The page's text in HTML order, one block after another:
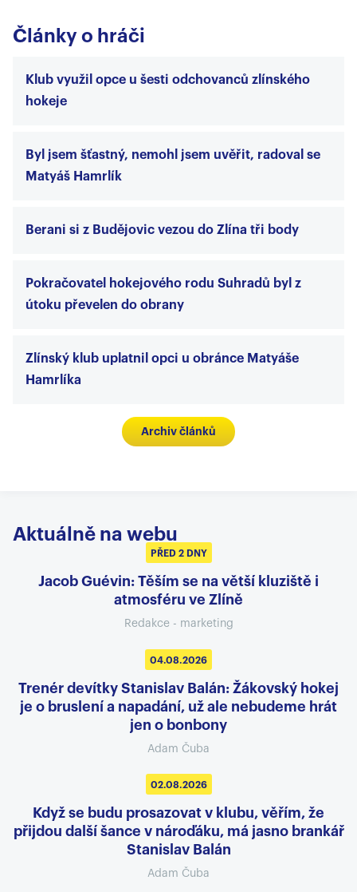
Články o hráči
Klub využil opce u šesti odchovanců zlínského
hokeje
Byl jsem šťastný, nemohl jsem uvěřit, radoval se
Matyáš Hamrlík
Berani si z Budějovic vezou do Zlína tři body
Pokračovatel hokejového rodu Suhradů byl z
útoku převelen do obrany
Zlínský klub uplatnil opci u obránce Matyáše
Hamrlíka
Archiv článků
Aktuálně na webu
PŘED 2 DNY
Jacob Guévin: Těším se na větší kluziště i
atmosféru ve Zlíně
Redakce - marketing
04.08.2026
Trenér devítky Stanislav Balán: Žákovský hokej
je o bruslení a napadání, už ale nebudeme hrát
jen o bonbony
Adam Čuba
02.08.2026
Když se budu prosazovat v klubu, věřím, že
přijdou další šance v nároďáku, má jasno brankář
Stanislav Balán
Adam Čuba